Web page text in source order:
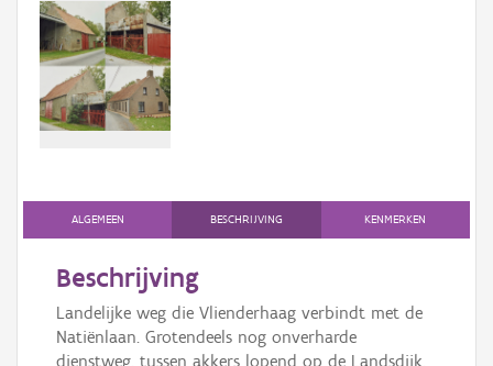
Gebeurtenis
Persoon of collectief
Downloads
AanmeldenALGEMEEN BESCHRIJVING KENMERKEN
Beschrijving
Landelijke weg die Vlienderhaag verbindt met de
Natiënlaan. Grotendeels nog onverharde
dienstweg, tussen akkers lopend op de Landsdijk,